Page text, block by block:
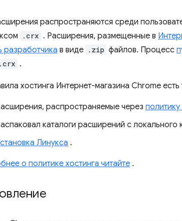
распространяются среди
.crx . Расширения, размещенные в
разработчика в виде .zip файлов. Процесс
.crx .
хостинга Интернет-магазина Chrome
распространяемые через
каталоги расширений с локального
Линукса .
о политике хостинга читайте .